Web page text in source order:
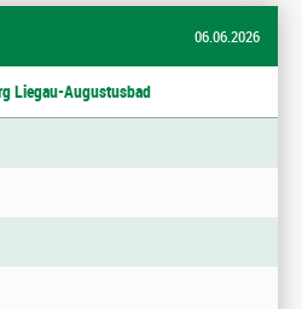
06.06.2026
Liegau-Augustusbad